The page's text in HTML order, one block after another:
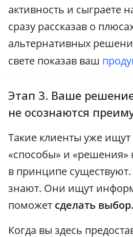
активность и сыграете
сразу рассказав о
альтернативных
свете показав ваш
Этап 3. Ваше
не осознаются
Такие клиенты уже ищут
«способы» и «решения»
в принципе
знают. Они ищут
поможет сделать выбор.
Когда вы здесь